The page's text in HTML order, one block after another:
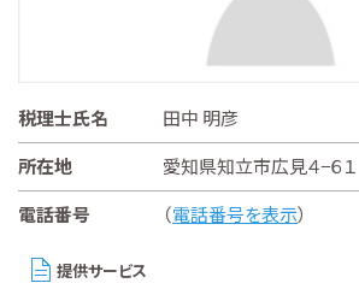
税理士氏名
田中 明彦
所在地
愛知県知立市広見４−６１
電話番号
（電話番号を表示）
提供サービス